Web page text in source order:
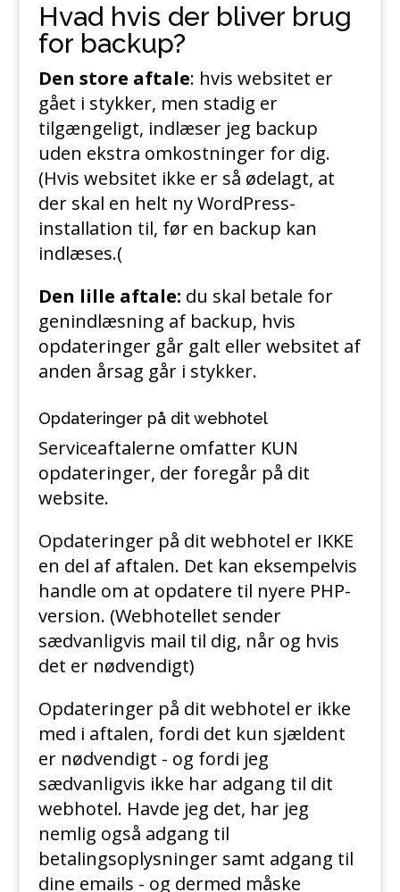
Hvad hvis der bliver brug
for backup?
Den store aftale: hvis websitet er
gået i stykker, men stadig er
tilgængeligt, indlæser jeg backup
uden ekstra omkostninger for dig.
(Hvis websitet ikke er så ødelagt, at
der skal en helt ny WordPress-
installation til, før en backup kan
indlæses.(
Den lille aftale: du skal betale for
genindlæsning af backup, hvis
opdateringer går galt eller websitet af
anden årsag går i stykker.
Opdateringer på dit webhotel
Serviceaftalerne omfatter KUN
opdateringer, der foregår på dit
website.
Opdateringer på dit webhotel er IKKE
en del af aftalen. Det kan eksempelvis
handle om at opdatere til nyere PHP-
version. (Webhotellet sender
sædvanligvis mail til dig, når og hvis
det er nødvendigt)
Opdateringer på dit webhotel er ikke
med i aftalen, fordi det kun sjældent
er nødvendigt - og fordi jeg
sædvanligvis ikke har adgang til dit
webhotel. Havde jeg det, har jeg
nemlig også adgang til
betalingsoplysninger samt adgang til
dine emails - og dermed måske